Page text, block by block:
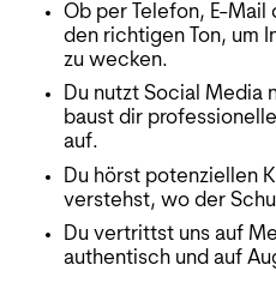
Ob per Telefon, E-Mail
den richtigen Ton, um
zu wecken.
Du nutzt Social Media
baust dir
auf.
Du hörst potenziellen
verstehst, wo der
Du vertrittst uns auf
authentisch und auf